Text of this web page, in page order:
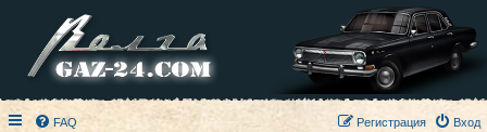
FAQ Вход
Регистрация